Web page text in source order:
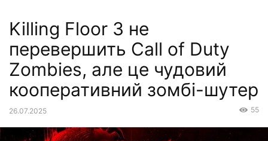
Killing Floor 3 не
перевершить Call of Duty
Zombies, але це чудовий
кооперативний зомбі-шутер
26.07.2025 55